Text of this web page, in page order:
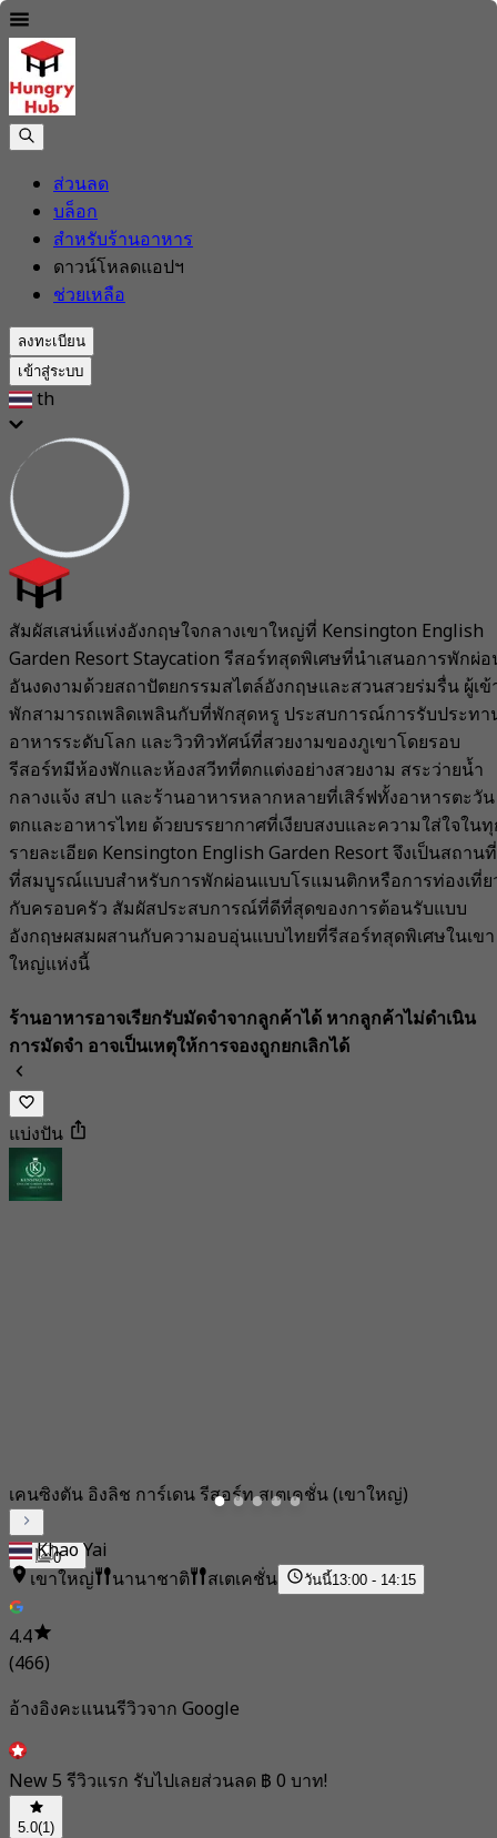
ส่วนลด
บล็อก
สำหรับร้านอาหาร
ดาวน์โหลดแอปฯ
ช่วยเหลือ
ลงทะเบียน
เข้าสู่ระบบ
th
สัมผัสเสน่ห์แห่งอังกฤษใจกลางเขาใหญ่ที่ Kensington English
Garden Resort Staycation รีสอร์ทสุดพิเศษที่นำเสนอการพักผ่
อันงดงามด้วยสถาปัตยกรรมสไตล์อังกฤษและสวนสวยร่มรื่น ผู้เข้
พักสามารถเพลิดเพลินกับที่พักสุดหรู ประสบการณ์การรับประทา
อาหารระดับโลก และวิวทิวทัศน์ที่สวยงามของภูเขาโดยรอบ
รีสอร์ทมีห้องพักและห้องสวีทที่ตกแต่งอย่างสวยงาม สระว่ายน้ำ
กลางแจ้ง สปา และร้านอาหารหลากหลายที่เสิร์ฟทั้งอาหารตะวัน
ตกและอาหารไทย ด้วยบรรยากาศที่เงียบสงบและความใส่ใจใน
รายละเอียด Kensington English Garden Resort จึงเป็นสถานที่
ที่สมบูรณ์แบบสำหรับการพักผ่อนแบบโรแมนติกหรือการท่องเที่ย
กับครอบครัว สัมผัสประสบการณ์ที่ดีที่สุดของการต้อนรับแบบ
อังกฤษผสมผสานกับความอบอุ่นแบบไทยที่รีสอร์ทสุดพิเศษในเขา
ใหญ่แห่งนี้
ร้านอาหารอาจเรียกรับมัดจำจากลูกค้าได้ หากลูกค้าไม่ดำเนิน
การมัดจำ อาจเป็นเหตุให้การจองถูกยกเลิกได้
แบ่งปัน
0
เคนซิงตัน อิงลิช การ์เดน รีสอร์ท สเตเคชั่น (เขาใหญ่)
Khao Yai
เขาใหญ่
นานาชาติ สเตเคชั่น วันนี้13:00 - 14:15
4.4
(466)
อ้างอิงคะแนนรีวิวจาก Google
New 5 รีวิวแรก รับไปเลยส่วนลด ฿ 0 บาท!
5.0(1)